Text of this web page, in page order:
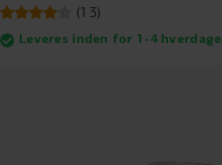
(13)
Leveres inden for 1-4 hverdage